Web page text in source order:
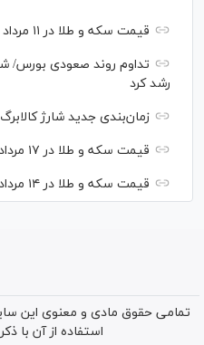
قیمت سکه و طلا در ۱۱ مرداد ۱۴۰۵
رشد کرد
زمان‌بندی جدید شارژ
قیمت سکه و طلا در ۱۷ مرداد ۱۴۰۵
قیمت سکه و طلا در ۱۴ مرداد ۱۴۰۵
تمامی حقوق مادی و معنوی این
استفاده از آن با